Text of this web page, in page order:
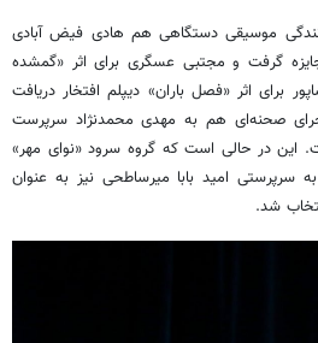
موسیقی دستگاهی هم هادی فیض آبادی
گرفت و مجتبی عسگری برای اثر «گمشده
برای اثر «فصل باران» دیپلم افتخار دریافت
صحنه‌ای هم به مهدی محمدنژاد سرپرست
در حالی است که گروه سرود «نوای مهر»
سرپرستی امید بابا میرساطحی نیز به عنوان
شد.